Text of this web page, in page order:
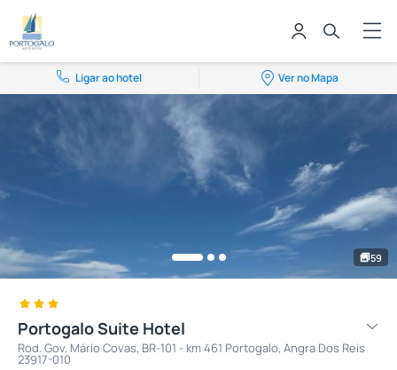
Ligar ao hotel Ver no Mapa
59
Portogalo Suite Hotel
Rod. Gov. Mário Covas, BR-101 - km 461 Portogalo, Angra Dos Reis
23917-010